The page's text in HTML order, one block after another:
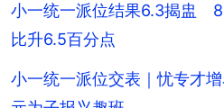
小一统一派位结果6.3揭盅
比升6.5百分点
小一统一派位交表｜忧专才